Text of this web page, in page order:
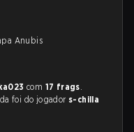
Anubis
com 17 frags.
foi do jogador s-chilla